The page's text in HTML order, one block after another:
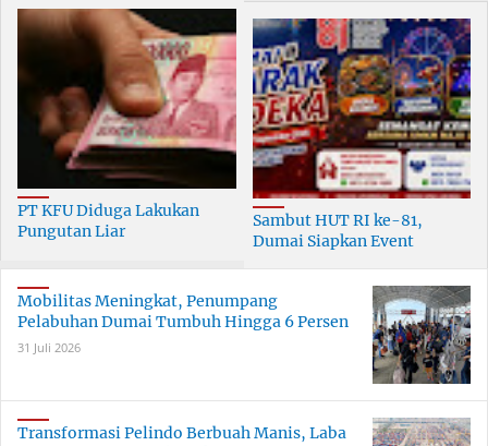
PT KFU Diduga Lakukan
Pungutan Liar
Dumai
Sambut HUT RI ke-81,
Dumai Siapkan Event
Mobilitas Meningkat, Penumpang
Pelabuhan Dumai Tumbuh Hingga 6 Persen
31 Juli 2026
Transformasi Pelindo Berbuah Manis, Laba